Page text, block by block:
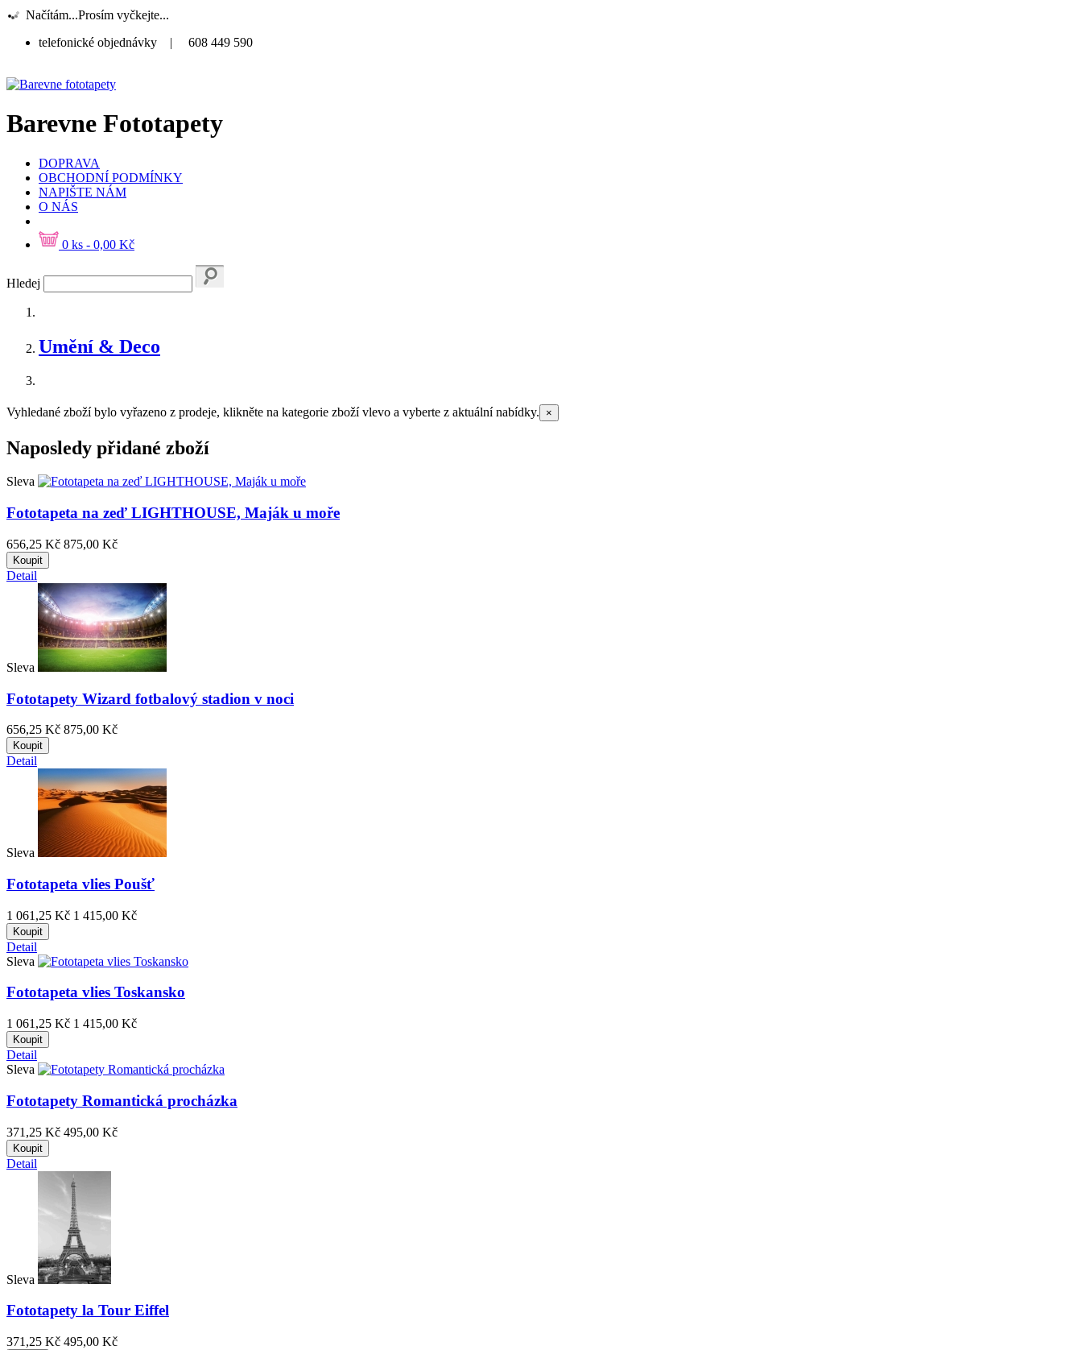
Načítám...Prosím vyčkejte...
telefonické objednávky | 608 449 590
Barevne Fototapety
DOPRAVA
OBCHODNÍ PODMÍNKY
NAPIŠTE NÁM
O NÁS
0 ks - 0,00 Kč
Hledej
Umění & Deco
Vyhledané zboží bylo vyřazeno z prodeje, klikněte na kategorie zboží vlevo a vyberte z aktuální nabídky. ×
Naposledy přidané zboží
Sleva
Fototapeta na zeď LIGHTHOUSE, Maják u moře
656,25 Kč 875,00 Kč
Koupit
Detail
Sleva
Fototapety Wizard fotbalový stadion v noci
656,25 Kč 875,00 Kč
Koupit
Detail
Sleva
Fototapeta vlies Poušť
1 061,25 Kč 1 415,00 Kč
Koupit
Detail
Sleva
Fototapeta vlies Toskansko
1 061,25 Kč 1 415,00 Kč
Koupit
Detail
Sleva
Fototapety Romantická procházka
371,25 Kč 495,00 Kč
Koupit
Detail
Sleva
Fototapety la Tour Eiffel
371,25 Kč 495,00 Kč